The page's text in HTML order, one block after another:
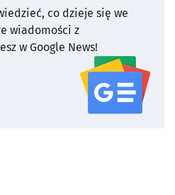
co dzieje się we
wiadomości z
w Google News!
serwisu